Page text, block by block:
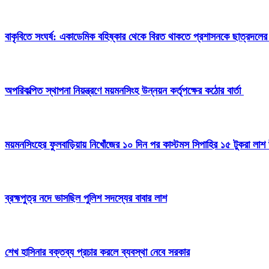
বাকৃবিতে সংঘর্ষ: একাডেমিক বহিষ্কার থেকে বিরত থাকতে প্রশাসনকে
অপরিকল্পিত স্থাপনা নিয়ন্ত্রণে ময়মনসিংহ উন্নয়ন কর্তৃপক্ষের কঠোর বার্তা
ময়মনসিংহের ফুলবাড়িয়ায় নিখোঁজের ১০ দিন পর কাস্টমস সিপাহির ১৫ টুকরা লাশ
ব্রহ্মপুত্র নদে ভাসছিল পুলিশ সদস্যের বাবার লাশ
শেখ হাসিনার বক্তব্য প্রচার করলে ব্যবস্থা নেবে সরকার